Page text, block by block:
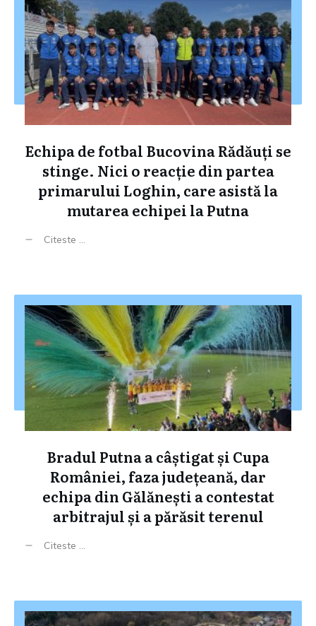
Echipa de fotbal Bucovina Rădăuți se
stinge. Nici o reacție din partea
primarului Loghin, care asistă la
mutarea echipei la Putna
Citeste ...
Bradul Putna a câștigat și Cupa
României, faza județeană, dar
echipa din Gălănești a contestat
arbitrajul și a părăsit terenul
Citeste ...